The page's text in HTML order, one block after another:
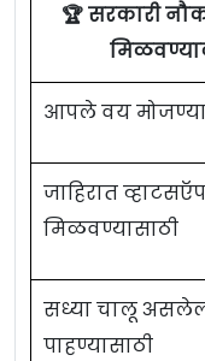
🏆 सरकारी
आपले वय
जाहिरात
मिळवण्यासाठी
सध्या चालू
पाहण्यासाठी